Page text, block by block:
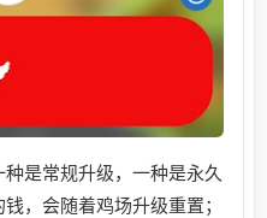
是常规升级，一种是永久
，会随着鸡场升级重置；